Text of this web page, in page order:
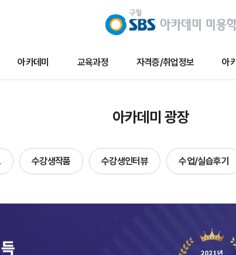
아카데미 교육과정 자격증/취업정보 아
채용/취업정보
자격증정보
자료실
이벤트
수강생작
합격자현
방송국견학/
아카데미 광장
수강생작품 수강생인터뷰 수업/실습후기